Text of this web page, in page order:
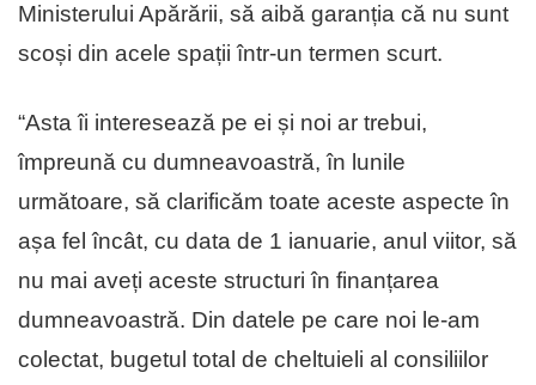
Ministerului Apărării, să aibă garanția că nu sunt
scoși din acele spații într-un termen scurt.
“Asta îi interesează pe ei și noi ar trebui,
împreună cu dumneavoastră, în lunile
următoare, să clarificăm toate aceste aspecte în
așa fel încât, cu data de 1 ianuarie, anul viitor, să
nu mai aveți aceste structuri în finanțarea
dumneavoastră. Din datele pe care noi le-am
colectat, bugetul total de cheltuieli al consiliilor